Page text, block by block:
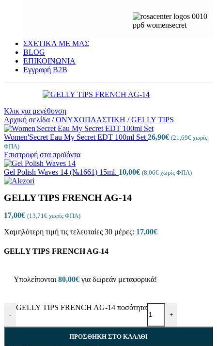
ΣΧΕΤΙΚΑ ΜΕ ΜΑΣ
BLOG
ΕΠΙΚΟΙΝΩΝΙΑ
Εγγραφή Β2Β
Κλικ για μεγέθυνση
Αρχική σελίδα / ΟΝΥΧΟΠΛΑΣΤΙΚΗ / GELLY TIPS
Women'Secret Eau My Secret EDT 100ml Set 26,90€ (21,69€ χωρίς
ΦΠΑ)
Επιστροφή στα προϊόντα
Gel Polish Waves 14 (№1661) 15ml. 10,00€ (8,06€ χωρίς ΦΠΑ)
GELLY TIPS FRENCH AG-14
17,00€ (13,71€ χωρίς ΦΠΑ)
Χαμηλότερη τιμή τις τελευταίες 30 μέρες: 17,00€
GELLY TIPS FRENCH AG-14
Υπολείπονται 80,00€ για δωρεάν μεταφορικά!
-
GELLY TIPS FRENCH AG-14 ποσότητα
+
ΠΡΟΣΘΉΚΗ ΣΤΟ ΚΑΛΆΘΙ